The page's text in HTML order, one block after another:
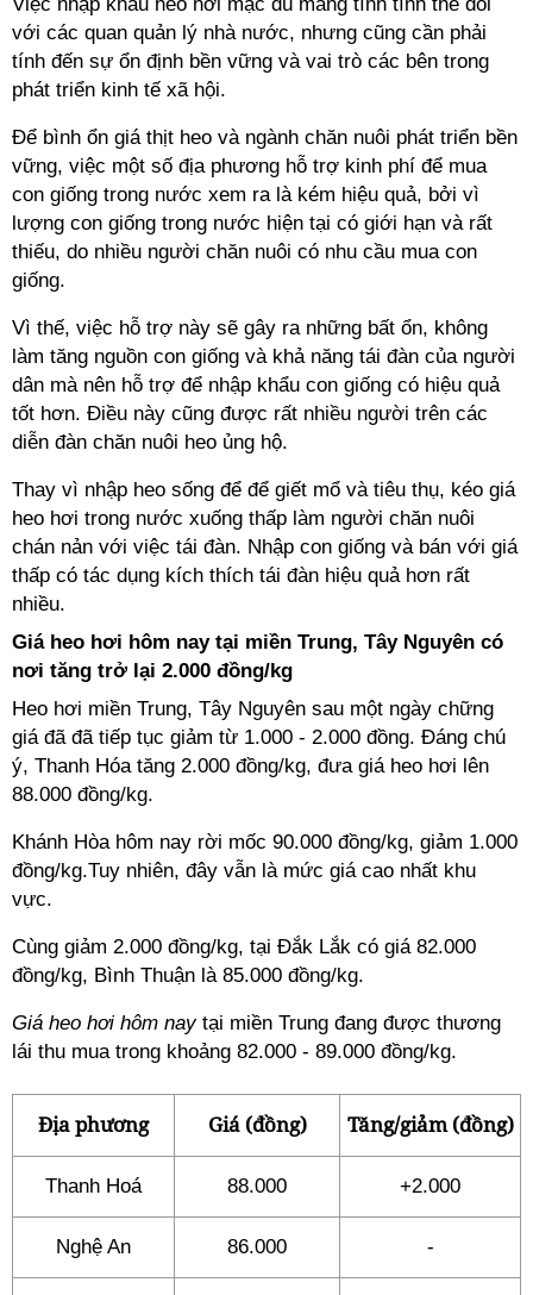
với các quan quản lý nhà nước, nhưng cũng cần phải
tính đến sự ổn định bền vững và vai trò các bên trong
phát triển kinh tế xã hội.
Để bình ổn giá thịt heo và ngành chăn nuôi phát triển bền
vững, việc một số địa phương hỗ trợ kinh phí để mua
con giống trong nước xem ra là kém hiệu quả, bởi vì
lượng con giống trong nước hiện tại có giới hạn và rất
thiếu, do nhiều người chăn nuôi có nhu cầu mua con
giống.
Vì thế, việc hỗ trợ này sẽ gây ra những bất ổn, không
làm tăng nguồn con giống và khả năng tái đàn của người
dân mà nên hỗ trợ để nhập khẩu con giống có hiệu quả
tốt hơn. Điều này cũng được rất nhiều người trên các
diễn đàn chăn nuôi heo ủng hộ.
Thay vì nhập heo sống để để giết mổ và tiêu thụ, kéo giá
heo hơi trong nước xuống thấp làm người chăn nuôi
chán nản với việc tái đàn. Nhập con giống và bán với giá
thấp có tác dụng kích thích tái đàn hiệu quả hơn rất
nhiều.
Giá heo hơi hôm nay tại miền Trung, Tây Nguyên có
nơi tăng trở lại 2.000 đồng/kg
Heo hơi miền Trung, Tây Nguyên sau một ngày chững
giá đã đã tiếp tục giảm từ 1.000 - 2.000 đồng. Đáng chú
ý, Thanh Hóa tăng 2.000 đồng/kg, đưa giá heo hơi lên
88.000 đồng/kg.
Khánh Hòa hôm nay rời mốc 90.000 đồng/kg, giảm 1.000
đồng/kg.Tuy nhiên, đây vẫn là mức giá cao nhất khu
vực.
Cùng giảm 2.000 đồng/kg, tại Đắk Lắk có giá 82.000
đồng/kg, Bình Thuận là 85.000 đồng/kg.
Giá heo hơi hôm naytại miền Trung đang được thương
lái thu mua trong khoảng 82.000 - 89.000 đồng/kg.
Địa phương Giá (đồng) Tăng/giảm (đồng)
Thanh Hoá 88.000 +2.000
Nghệ An 86.000 -